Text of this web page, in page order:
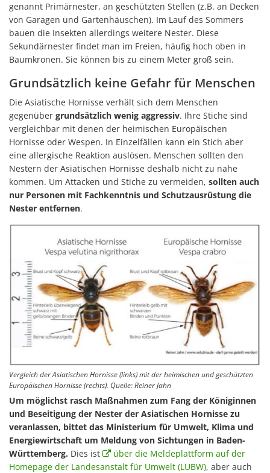
genannt Primärnester, an geschützten Stellen (z.B. an Decken
von Garagen und Gartenhäuschen). Im Lauf des Sommers
bauen die Insekten allerdings weitere Nester. Diese
Sekundärnester findet man im Freien, häufig hoch oben in
Baumkronen. Sie können bis zu einem Meter groß sein.
Grundsätzlich keine Gefahr für Menschen
Die Asiatische Hornisse verhält sich dem Menschen
gegenüber grundsätzlich wenig aggressiv. Ihre Stiche sind
vergleichbar mit denen der heimischen Europäischen
Hornisse oder Wespen. In Einzelfällen kann ein Stich aber
eine allergische Reaktion auslösen. Menschen sollten den
Nestern der Asiatischen Hornisse deshalb nicht zu nahe
kommen. Um Attacken und Stiche zu vermeiden, sollten auch
nur Personen mit Fachkenntnis und Schutzausrüstung die
Nester entfernen.
Vergleich der Asiatischen Hornisse (links) mit der heimischen und geschützten
Europäischen Hornisse (rechts). Quelle: Reiner Jahn
Um möglichst rasch Maßnahmen zum Fang der Königinnen
und Beseitigung der Nester der Asiatischen Hornisse zu
veranlassen, bittet das Ministerium für Umwelt, Klima und
Energiewirtschaft um Meldung von Sichtungen in Baden-
Württemberg. Dies ist
über die Meldeplattform auf der
Homepage der Landesanstalt für Umwelt (LUBW), aber auch